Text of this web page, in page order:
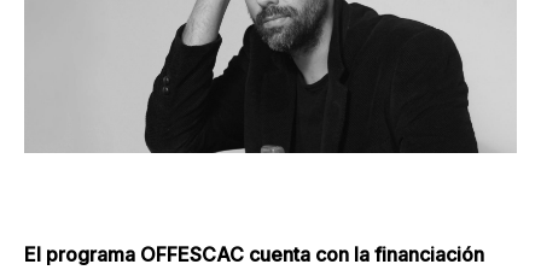
El programa OFFESCAC cuenta con la financiación